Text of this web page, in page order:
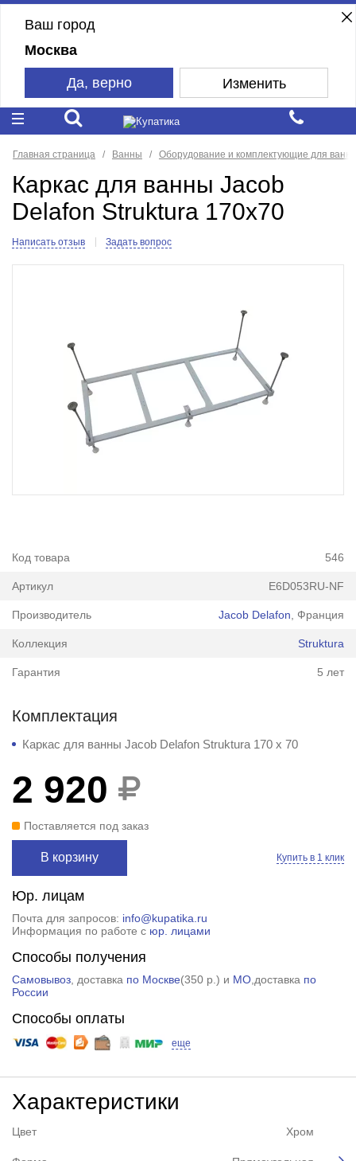
Ваш город
Москва
Да, верно Изменить
Главная страница Ванны Оборудование и комплектующие для ванн
Каркас для ванны Jacob
Delafon Struktura 170x70
Написать отзыв Задать вопрос
Код товара 546
Артикул E6D053RU-NF
Производитель Jacob Delafon , Франция
Коллекция Struktura
Гарантия 5 лет
Комплектация
Каркас для ванны Jacob Delafon Struktura 170 x 70
2 920
Поставляется под заказ
В корзину Купить в 1 клик
Юр. лицам
Почта для запросов: info@kupatika.ru
Информация по работе с юр. лицами
Способы получения
Самовывоз, доставка по Москве(350 р. ) и МО,доставка по
России
Способы оплаты
еще
Характеристики
Цвет Хром